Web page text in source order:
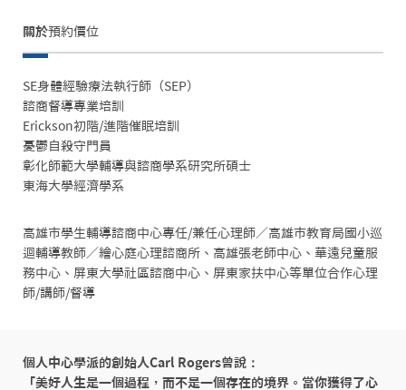
關於預約價位
SE身體經驗療法執行師（SEP）
諮商督導專業培訓
Erickson初階/進階催眠培訓
憂鬱自殺守門員
彰化師範大學輔導與諮商學系研究所碩士
東海大學經濟學系
高雄市學生輔導諮商中心專任/兼任心理師／高雄市教育局國小巡
迴輔導教師／繪心庭心理諮商所、高雄張老師中心、華遠兒童服
務中心、屏東大學社區諮商中心、屏東家扶中心等單位合作心理
師/講師/督導
個人中心學派的創始人Carl Rogers曾說：
「美好人生是一個過程，而不是一個存在的境界。當你獲得了心